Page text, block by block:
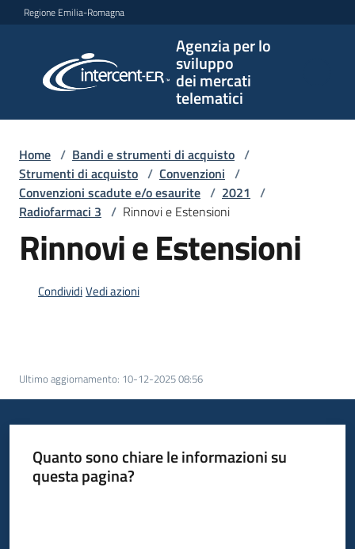
Vai al contenuto
Vai alla navigazione
Vai al footer
Regione Emilia-Romagna
Agenzia per lo
sviluppo
dei mercati
telematici
per lo
sviluppo
telematici
Bandi
Supporto
Piattaforme
Home / Bandi e strumenti di acquisto /
Strumenti di acquisto / Convenzioni /
Convenzioni scadute e/o esaurite / 2021 /
Radiofarmaci 3 / Rinnovi e Estensioni
Rinnovi e Estensioni
CondividiVedi azioni
Ultimo aggiornamento: 10-12-2025 08:56
Quanto sono chiare le informazioni su
questa pagina?